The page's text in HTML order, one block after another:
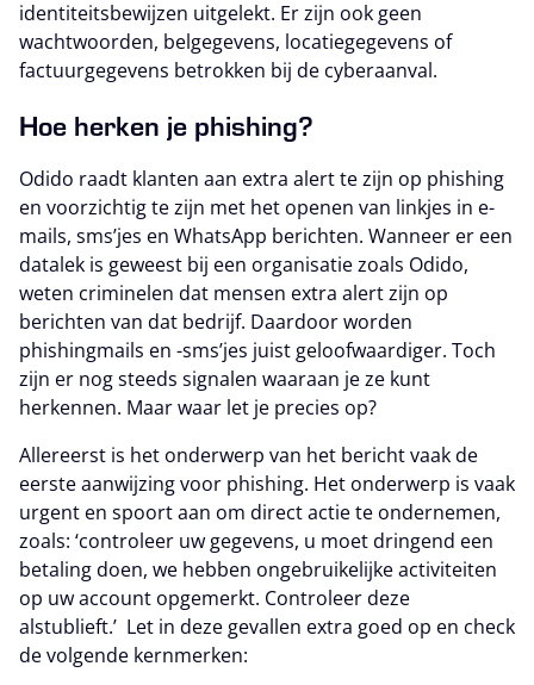
identiteitsbewijzen uitgelekt. Er zijn ook geen
wachtwoorden, belgegevens, locatiegegevens of
factuurgegevens betrokken bij de cyberaanval.
Hoe herken je phishing?
Odido raadt klanten aan extra alert te zijn op phishing
en voorzichtig te zijn met het openen van linkjes in e-
mails, sms’jes en WhatsApp berichten. Wanneer er een
datalek is geweest bij een organisatie zoals Odido,
weten criminelen dat mensen extra alert zijn op
berichten van dat bedrijf. Daardoor worden
phishingmails en -sms’jes juist geloofwaardiger. Toch
zijn er nog steeds signalen waaraan je ze kunt
herkennen. Maar waar let je precies op?
Allereerst is het onderwerp van het bericht vaak de
eerste aanwijzing voor phishing. Het onderwerp is vaak
urgent en spoort aan om direct actie te ondernemen,
zoals: ‘controleer uw gegevens, u moet dringend een
betaling doen, we hebben ongebruikelijke activiteiten
op uw account opgemerkt. Controleer deze
alstublieft.’ Let in deze gevallen extra goed op en check
de volgende kernmerken: